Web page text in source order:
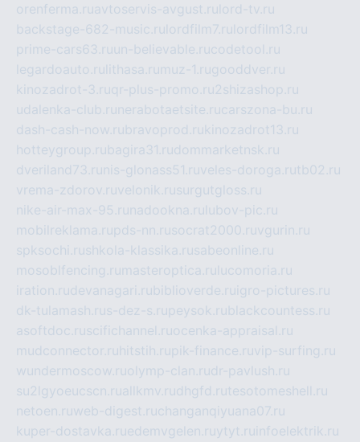
orenferma.ruavtoservis-avgust.ru lord-tv.ru
backstage-682-music.ru lordfilm7.ru lordfilm13.ru
prime-cars63.ruun-believable.rucodetool.ru
legardoauto.ru lithasa.ru muz-1.rugooddver.ru
kinozadrot-3.ruqr-plus-promo.ru2shizashop.ru
udalenka-club.ru nerabotaetsite.rucarszona-bu.ru
dash-cash-now.rubravoprod.rukinozadrot13.ru
hotteygroup.rubagira31.rudommarketnsk.ru
dveriland73.ru nis-glonass51.ruveles-doroga.rutb02.ru
vrema-zdorov.ruvelonik.rusurgutgloss.ru
nike-air-max-95.ru nadookna.ru lubov-pic.ru
mobilreklama.rupds-nn.rusocrat2000.ruvgurin.ru
spksochi.rushkola-klassika.rusabeonline.ru
mosoblfencing.ru masteroptica.ru lucomoria.ru
iration.rudevanagari.rubiblioverde.ru igro-pictures.ru
dk-tulamash.rus-dez-s.rupeysok.rublackcountess.ru
asoftdoc.ruscifichannel.ruocenka-appraisal.ru
mudconnector.ru hitstih.rupik-finance.ruvip-surfing.ru
wundermoscow.ruolymp-clan.rudr-pavlush.ru
su2lgyoeucscn.ruallkmv.rudhgfd.rutesotomeshell.ru
netoen.ruweb-digest.ruchanganqiyuana07.ru
kuper-dostavka.ruedemvgelen.ruytyt.ru infoelektrik.ru